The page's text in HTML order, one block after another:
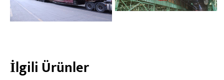
İlgili Ürünler